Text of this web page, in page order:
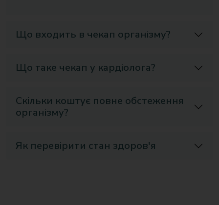
Що входить в чекап організму?
Що таке чекап у кардіолога?
Скільки коштує повне обстеження
організму?
Як перевірити стан здоров'я